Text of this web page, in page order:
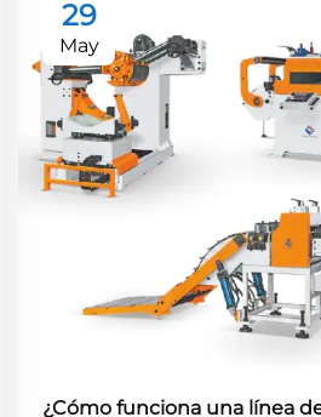
29
May
¿Cómo funciona una línea